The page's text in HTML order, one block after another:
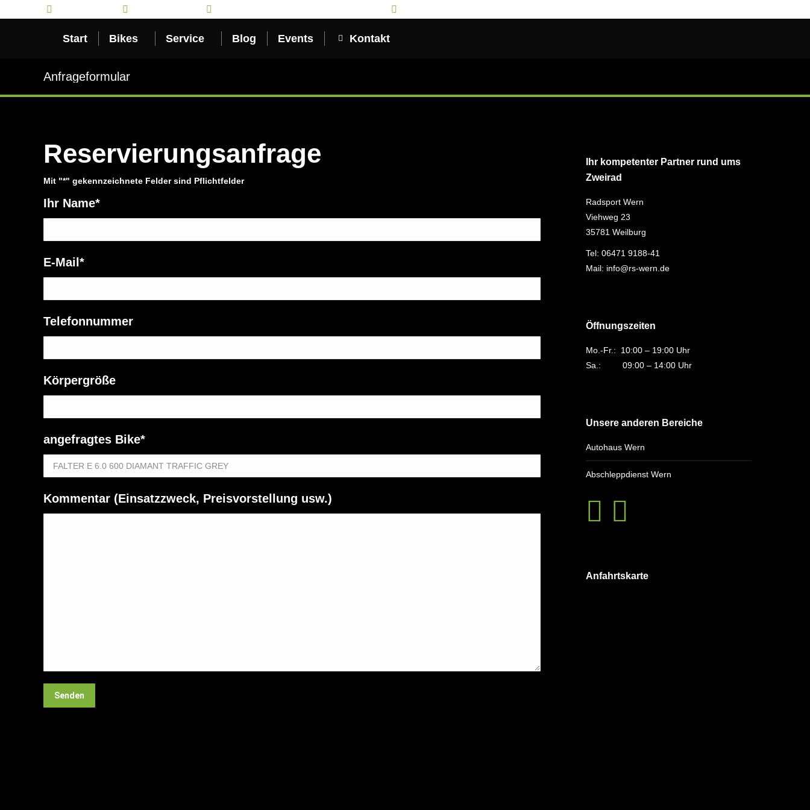
Start Bikes Service Blog Events Kontakt
Anfrageformular
Reservierungsanfrage
Mit "*" gekennzeichnete Felder sind Pflichtfelder
Ihr Name*
E-Mail*
Telefonnummer
Körpergröße
angefragtes Bike*
Kommentar (Einsatzzweck, Preisvorstellung usw.)
Ihr kompetenter Partner rund ums
Zweirad
Radsport Wern
Viehweg 23
35781 Weilburg
Tel: 06471 9188-41
Mail: info@rs-wern.de
Öffnungszeiten
Mo.-Fr.: 10:00 – 19:00 Uhr
Sa.: 09:00 – 14:00 Uhr
Unsere anderen Bereiche
Autohaus Wern
Abschleppdienst Wern
Anfahrtskarte